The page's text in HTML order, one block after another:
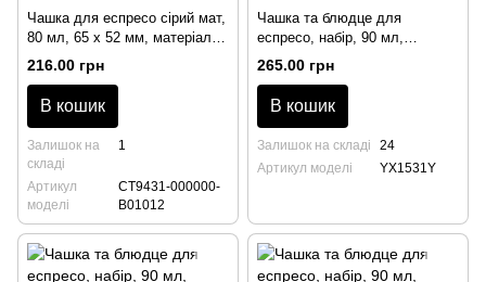
Чашка для еспресо сірий мат,
80 мл, 65 x 52 мм, матеріал
Кераміка Utopia
216.00 грн
В кошик
Залишок на
складі
1
Артикул
моделі
CT9431-000000-
B01012
Чашка та блюдце для
еспресо, набір, 90 мл,
жовтого кольору
265.00 грн
В кошик
Залишок на складі
24
Артикул моделі
YX1531Y